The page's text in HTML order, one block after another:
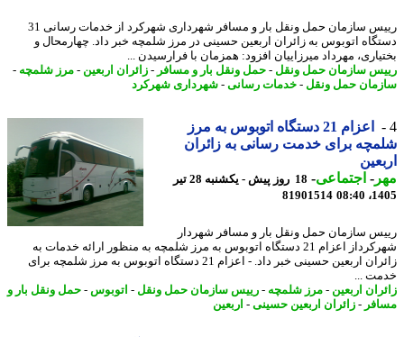
رییس سازمان حمل ونقل بار و مسافر شهرداری شهرکرد از خدمات رسانی 31
اتوبوس به زائران اربعین حسینی در مرز شلمچه خبر داد. چهارمحال و
مهرداد میرزاییان افزود: همزمان با فرارسیدن ...
سازمان حمل ونقل-حمل ونقل بار و مسافر-زائران اربعین -مرز شلمچه-
حمل ونقل-خدمات رسانی-شهرداری شهرکرد
اعزام 21 دستگاه اتوبوس به مرز
برای خدمت رسانی به زائران
-اجتماعی-
18 روز پیش - یکشنبه 28 تیر
81901514
سازمان حمل ونقل بار و مسافر شهردار
شهرکرداز اعزام 21 دستگاه اتوبوس به مرز شلمچه به منظور ارائه خدمات به
زائران اربعین حسینی خبر داد. - اعزام 21 دستگاه اتوبوس به مرز شلمچه برای
...
اربعین -مرز شلمچه-رییس سازمان حمل ونقل-اتوبوس-حمل ونقل بار و
-زائران اربعین حسینی-اربعین